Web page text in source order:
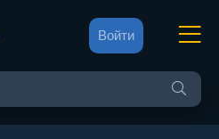
Войти